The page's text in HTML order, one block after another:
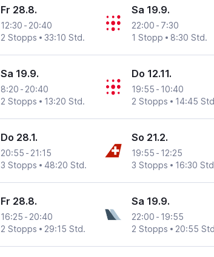
Fr 28.8.
12:30 - 20:40
2 Stopps
33:10 Std.
Sa 19.9.
22:00 - 7:30
1 Stopp
8:30 Std.
Sa 19.9.
8:20 - 20:40
2 Stopps
13:20 Std.
Do 12.11.
19:55 - 10:40
2 Stopps
14:45
Do 28.1.
20:55 - 21:15
3 Stopps
48:20 Std.
So 21.2.
19:55 - 12:25
3 Stopps
16:30
Fr 28.8.
16:25 - 20:40
2 Stopps
29:15 Std.
Sa 19.9.
22:00 - 19:55
2 Stopps
20:55